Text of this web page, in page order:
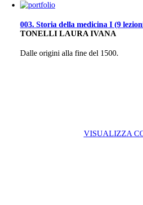
003. Storia della medicina I (9
TONELLI LAURA IVANA
Dalle origini alla fine del 1500.
VISUALIZZA